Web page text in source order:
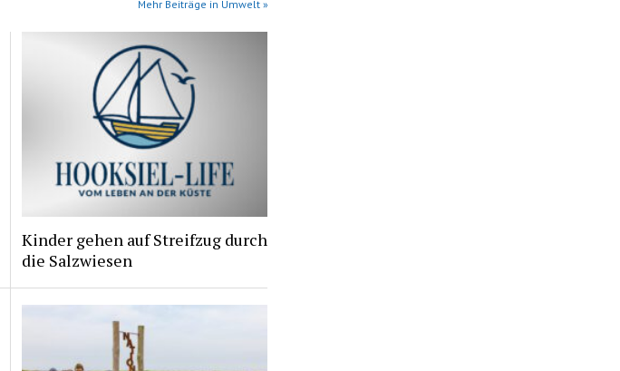
Mehr Beiträge in Umwelt »
Kinder gehen auf Streifzug durch
die Salzwiesen